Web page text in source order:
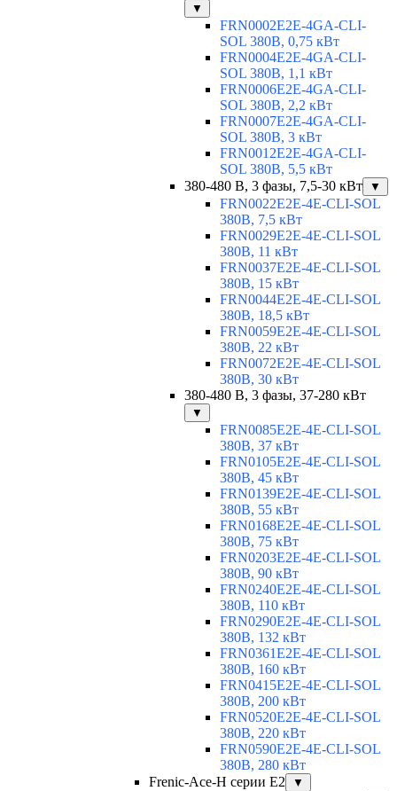
▼
FRN0002E2E-4GA-CLI-
SOL 380В, 0,75 кВт
FRN0004E2E-4GA-CLI-
SOL 380В, 1,1 кВт
FRN0006E2E-4GA-CLI-
SOL 380В, 2,2 кВт
FRN0007E2E-4GA-CLI-
SOL 380В, 3 кВт
FRN0012E2E-4GA-CLI-
SOL 380В, 5,5 кВт
380-480 В, 3 фазы, 7,5-30 кВт
▼
FRN0022E2E-4E-CLI-SOL
380В, 7,5 кВт
FRN0029E2E-4E-CLI-SOL
380В, 11 кВт
FRN0037E2E-4E-CLI-SOL
380В, 15 кВт
FRN0044E2E-4E-CLI-SOL
380В, 18,5 кВт
FRN0059E2E-4E-CLI-SOL
380В, 22 кВт
FRN0072E2E-4E-CLI-SOL
380В, 30 кВт
380-480 В, 3 фазы, 37-280 кВт
▼
FRN0085E2E-4E-CLI-SOL
380В, 37 кВт
FRN0105E2E-4E-CLI-SOL
380В, 45 кВт
FRN0139E2E-4E-CLI-SOL
380В, 55 кВт
FRN0168E2E-4E-CLI-SOL
380В, 75 кВт
FRN0203E2E-4E-CLI-SOL
380В, 90 кВт
FRN0240E2E-4E-CLI-SOL
380В, 110 кВт
FRN0290E2E-4E-CLI-SOL
380В, 132 кВт
FRN0361E2E-4E-CLI-SOL
380В, 160 кВт
FRN0415E2E-4E-CLI-SOL
380В, 200 кВт
FRN0520E2E-4E-CLI-SOL
380В, 220 кВт
FRN0590E2E-4E-CLI-SOL
380В, 280 кВт
Frenic-Ace-H серии E2
▼